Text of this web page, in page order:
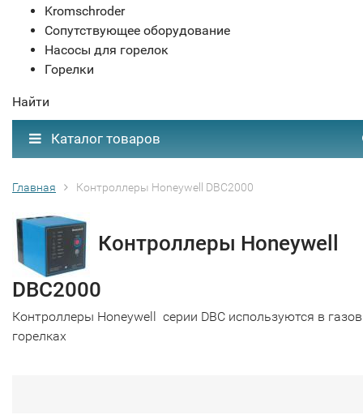
Kromschroder
Сопутствующее оборудование
Насосы для горелок
Горелки
Найти
Каталог товаров
Главная Контроллеры Honeywell DBC2000
Контроллеры Honeywell
DBC2000
Контроллеры Honeywell серии DBC используются в
горелках